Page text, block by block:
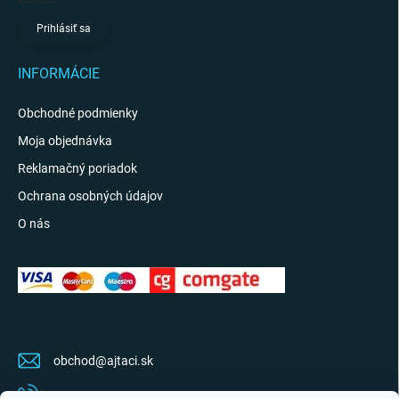
Prihlásiť sa
INFORMÁCIE
Obchodné podmienky
Moja objednávka
Reklamačný poriadok
Ochrana osobných údajov
O nás
obchod@ajtaci.sk
0904 07 34 34